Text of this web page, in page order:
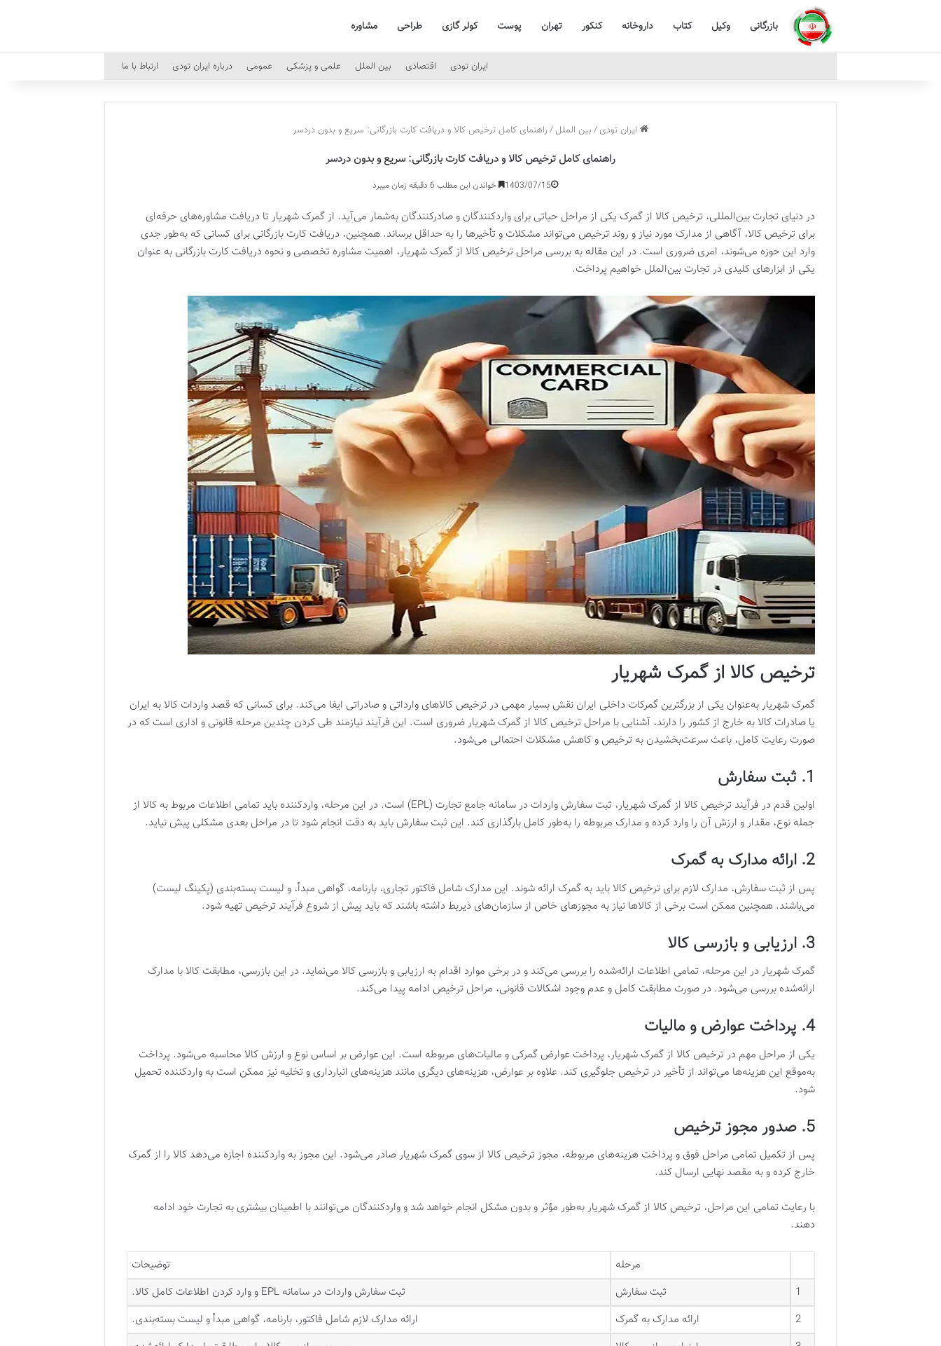
بازرگانی وکیل کتاب داروخانه کنکور تهران پوست کولر گازی طراحی مشاوره
ایران تودی اقتصادی بین الملل علمی و پزشکی عمومی درباره ایران تودی ارتباط با ما
ایران تودی / بین الملل / راهنمای کامل ترخیص کالا و دریافت کارت بازرگانی: سریع و بدون دردسر
راهنمای کامل ترخیص کالا و دریافت کارت بازرگانی: سریع و بدون دردسر
1403/07/15 خواندن این مطلب 6 دقیقه زمان میبرد
در دنیای تجارت بین‌المللی، ترخیص کالا از گمرک یکی از مراحل حیاتی برای واردکنندگان و صادرکنندگان به‌شمار می‌آید. از گمرک شهریار تا دریافت مشاوره‌های حرفه‌ای
برای ترخیص کالا، آگاهی از مدارک مورد نیاز و روند ترخیص می‌تواند مشکلات و تأخیرها را به حداقل برساند. همچنین، دریافت کارت بازرگانی برای کسانی که به‌طور جدی
وارد این حوزه می‌شوند، امری ضروری است. در این مقاله به بررسی مراحل ترخیص کالا از گمرک شهریار، اهمیت مشاوره تخصصی و نحوه دریافت کارت بازرگانی به عنوان
یکی از ابزارهای کلیدی در تجارت بین‌الملل خواهیم پرداخت.
ترخیص کالا از گمرک شهریار
گمرک شهریار به‌عنوان یکی از بزرگترین گمرکات داخلی ایران نقش بسیار مهمی در ترخیص کالاهای وارداتی و صادراتی ایفا می‌کند. برای کسانی که قصد واردات کالا به ایران
یا صادرات کالا به خارج از کشور را دارند، آشنایی با مراحل ترخیص کالا از گمرک شهریار ضروری است. این فرآیند نیازمند طی کردن چندین مرحله قانونی و اداری است که در
صورت رعایت کامل، باعث سرعت‌بخشیدن به ترخیص و کاهش مشکلات احتمالی می‌شود.
1. ثبت سفارش
اولین قدم در فرآیند ترخیص کالا از گمرک شهریار، ثبت سفارش واردات در سامانه جامع تجارت (EPL) است. در این مرحله، واردکننده باید تمامی اطلاعات مربوط به کالا از
جمله نوع، مقدار و ارزش آن را وارد کرده و مدارک مربوطه را به‌طور کامل بارگذاری کند. این ثبت سفارش باید به دقت انجام شود تا در مراحل بعدی مشکلی پیش نیاید.
2. ارائه مدارک به گمرک
پس از ثبت سفارش، مدارک لازم برای ترخیص کالا باید به گمرک ارائه شوند. این مدارک شامل فاکتور تجاری، بارنامه، گواهی مبدأ، و لیست بسته‌بندی (پکینگ لیست)
می‌باشند. همچنین ممکن است برخی از کالاها نیاز به مجوزهای خاص از سازمان‌های ذیربط داشته باشند که باید پیش از شروع فرآیند ترخیص تهیه شود.
3. ارزیابی و بازرسی کالا
گمرک شهریار در این مرحله، تمامی اطلاعات ارائه‌شده را بررسی می‌کند و در برخی موارد اقدام به ارزیابی و بازرسی کالا می‌نماید. در این بازرسی، مطابقت کالا با مدارک
ارائه‌شده بررسی می‌شود. در صورت مطابقت کامل و عدم وجود اشکالات قانونی، مراحل ترخیص ادامه پیدا می‌کند.
4. پرداخت عوارض و مالیات
یکی از مراحل مهم در ترخیص کالا از گمرک شهریار، پرداخت عوارض گمرکی و مالیات‌های مربوطه است. این عوارض بر اساس نوع و ارزش کالا محاسبه می‌شود. پرداخت
به‌موقع این هزینه‌ها می‌تواند از تأخیر در ترخیص جلوگیری کند. علاوه بر عوارض، هزینه‌های دیگری مانند هزینه‌های انبارداری و تخلیه نیز ممکن است به واردکننده تحمیل
شود.
5. صدور مجوز ترخیص
پس از تکمیل تمامی مراحل فوق و پرداخت هزینه‌های مربوطه، مجوز ترخیص کالا از سوی گمرک شهریار صادر می‌شود. این مجوز به واردکننده اجازه می‌دهد کالا را از گمرک
خارج کرده و به مقصد نهایی ارسال کند.
با رعایت تمامی این مراحل، ترخیص کالا از گمرک شهریار به‌طور مؤثر و بدون مشکل انجام خواهد شد و واردکنندگان می‌توانند با اطمینان بیشتری به تجارت خود ادامه
دهند.
مرحله
توضیحات
1
ثبت سفارش
ثبت سفارش واردات در سامانه EPL و وارد کردن اطلاعات کامل کالا.
2
ارائه مدارک به گمرک
ارائه مدارک لازم شامل فاکتور، بارنامه، گواهی مبدأ و لیست بسته‌بندی.